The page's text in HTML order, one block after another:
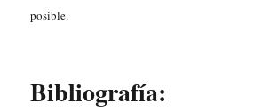
posible.
Bibliografía: